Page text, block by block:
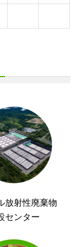
放射性廃棄物
センター